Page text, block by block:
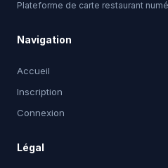
Plateforme de carte restaurant
Navigation
Accueil
Inscription
Connexion
Légal